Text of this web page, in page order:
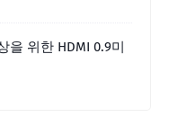
을 위한 HDMI 0.9미